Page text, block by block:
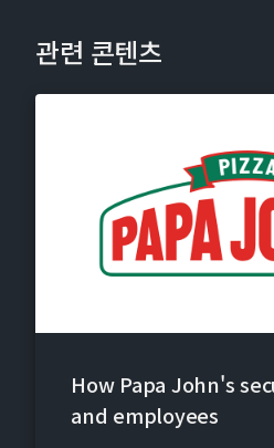
관련 콘텐츠
How Papa John's
and employees